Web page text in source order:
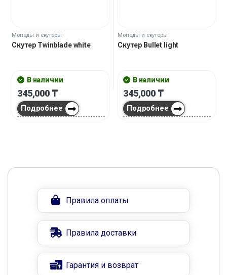
Мопеды и скутеры
Скутер Twinblade white
В наличии
345,000 ₸
Подробнее
Мопеды и скутеры
Скутер Bullet light
В наличии
345,000 ₸
Подробнее
Правила оплаты
Правила доставки
Гарантия и возврат